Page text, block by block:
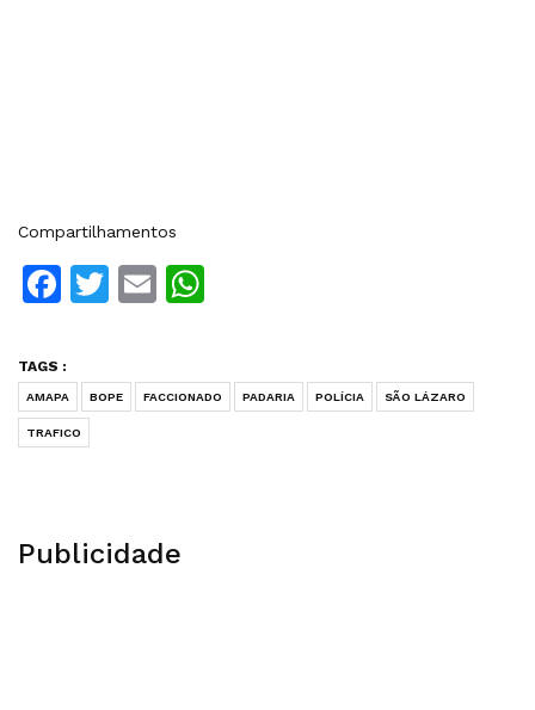
Compartilhamentos
Facebook
Twitter
Email
TAGS :
AMAPA BOPE FACCIONADO PADARIA POLÍCIA SÃO LÁZARO
TRAFICO
Publicidade